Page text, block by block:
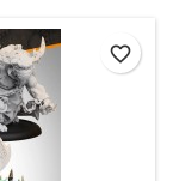
favorite_border